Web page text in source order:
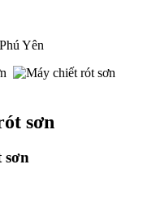
Yên
sơn
sơn